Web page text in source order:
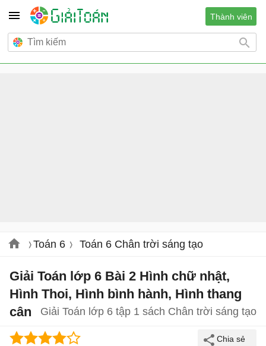
Thành viên
Toán 6 Toán 6 Chân trời sáng tạo
Giải Toán lớp 6 Bài 2 Hình chữ nhật,
Hình Thoi, Hình bình hành, Hình thang
cân
Giải Toán lớp 6 tập 1 sách Chân trời sáng tạo